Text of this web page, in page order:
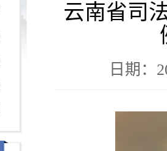
云南省司
日期：